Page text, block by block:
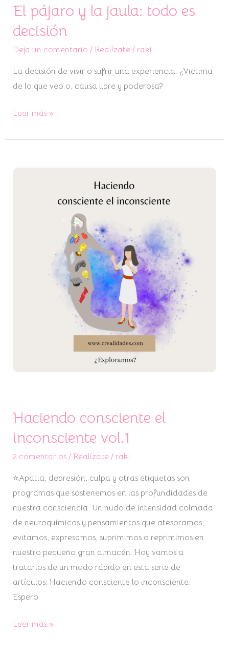
El pájaro y la jaula: todo es
decisión
Deja un comentario / Realízate / raki
La decisión de vivir o sufrir una experiencia. ¿Victima
de lo que veo o, causa libre y poderosa?
Leer más »
Haciendo consciente el
inconsciente vol.1
2 comentarios / Realízate / raki
⭐Apatia, depresión, culpa y otras etiquetas son
programas que sostenemos en las profundidades de
nuestra consciencia. Un nudo de intensidad colmada
de neuroquímicos y pensamientos que atesoramos,
evitamos, expresamos, suprimimos o reprimimos en
nuestro pequeño gran almacén. Hoy vamos a
tratarlos de un modo rápido en esta serie de
artículos: Haciendo consciente lo inconsciente.
Espero
inconsciente
Leer más »